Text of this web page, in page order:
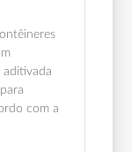
com a